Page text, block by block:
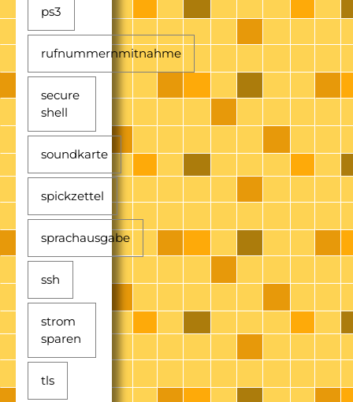
ps3
rufnummernmitnahme
secure
shell
soundkarte
spickzettel
sprachausgabe
ssh
strom
sparen
tls